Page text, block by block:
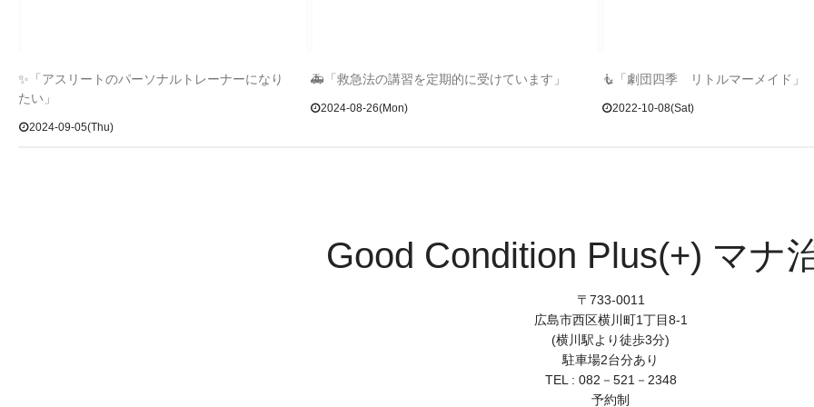
✨「アスリートのパーソナルトレーナーになり
たい」
2024-09-05(Thu)
🚑「救急法の講習を定期的に受けています」
2024-08-26(Mon)
🧜「劇団四季 リトルマーメイド」
2022-10-08(Sat)
Good Condition Plus(+) マナ
〒733-0011
広島市西区横川町1丁目8-1
(横川駅より徒歩3分)
駐車場2台分あり
TEL : 082－521－2348
予約制